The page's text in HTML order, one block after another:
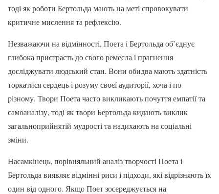
тоді як роботи Бертольда мають на меті спровокувати
критичне мислення та рефлексію.
Незважаючи на відмінності, Поета і Бертольда об’єднує
глибока пристрасть до свого ремесла і прагнення
досліджувати людський стан. Вони обидва мають здатність
торкатися сердець і розуму своєї аудиторії, хоча і по-
різному. Твори Поета часто викликають почуття емпатії та
самоаналізу, тоді як твори Бертольда кидають виклик
загальноприйнятій мудрості та надихають на соціальні
зміни.
Насамкінець, порівняльний аналіз творчості Поета і
Бертольда виявляє відмінні риси і підходи, які відрізняють їх
один від одного. Якщо Поет зосереджується на